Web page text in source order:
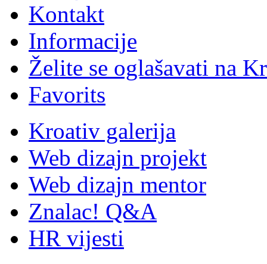
Kontakt
Informacije
Želite se oglašavati na
Favorits
Kroativ galerija
Web dizajn projekt
Web dizajn mentor
Znalac! Q&A
HR vijesti